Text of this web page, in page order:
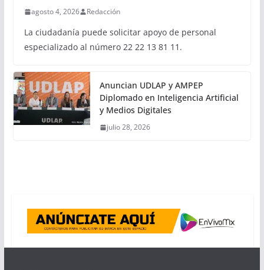
agosto 4, 2026 Redacción
La ciudadanía puede solicitar apoyo de personal
especializado al número 22 22 13 81 11.
Anuncian UDLAP y AMPEP
Diplomado en Inteligencia Artificial
y Medios Digitales
julio 28, 2026